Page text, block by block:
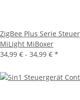
ZigBee Plus Serie
MiLight MiBoxer
34,99 € - 34,99 € *